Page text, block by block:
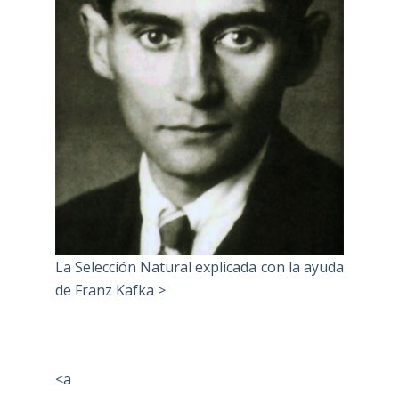
La Selección Natural explicada con la ayuda
de Franz Kafka >
<a